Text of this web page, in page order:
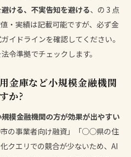
ける、不実告知を避ける、の 3 点
・実績は記載可能ですが、必ず金
イドラインを確認してください。
令準拠でチェックします。
金庫など小規模金融機関
か?
模金融機関の方が効果が出やすい
の事業者向け融資」「○○県の住
クエリでの競合が少ないため、AI